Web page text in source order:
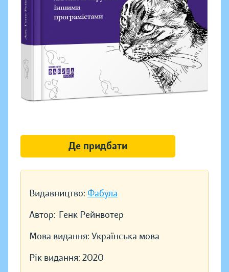
Видавництво: Фабула
Автор: Генк Рейнвотер
Мова видання: Українська мова
Рік видання: 2020
Де придбати